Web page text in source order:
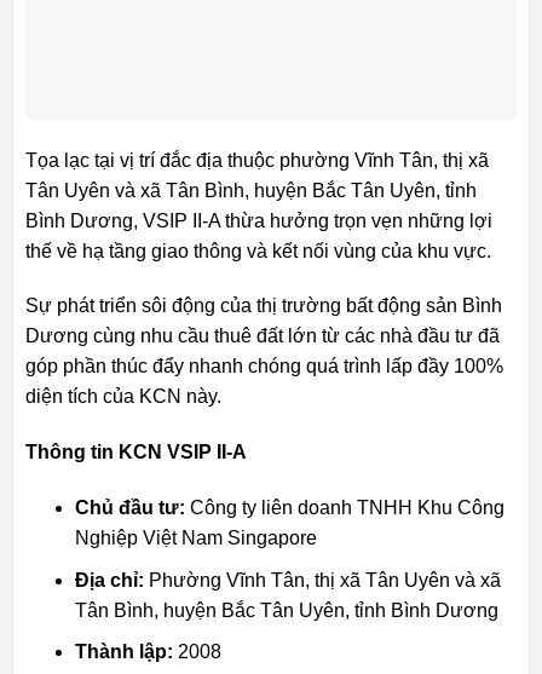
Tọa lạc tại vị trí đắc địa thuộc phường Vĩnh Tân, thị xã
Tân Uyên và xã Tân Bình, huyện Bắc Tân Uyên, tỉnh
Bình Dương, VSIP II-A thừa hưởng trọn vẹn những lợi
thế về hạ tầng giao thông và kết nối vùng của khu vực.
Sự phát triển sôi động của thị trường bất động sản Bình
Dương cùng nhu cầu thuê đất lớn từ các nhà đầu tư đã
góp phần thúc đẩy nhanh chóng quá trình lấp đầy 100%
diện tích của KCN này.
Thông tin KCN VSIP II-A
Chủ đầu tư: Công ty liên doanh TNHH Khu Công
Nghiệp Việt Nam Singapore
Địa chỉ: Phường Vĩnh Tân, thị xã Tân Uyên và xã
Tân Bình, huyện Bắc Tân Uyên, tỉnh Bình Dương
Thành lập: 2008